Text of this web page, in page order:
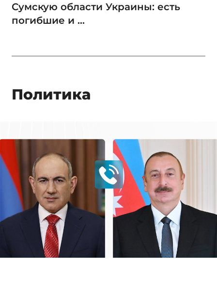
Сумскую области Украины: есть
погибшие и ...
Политика